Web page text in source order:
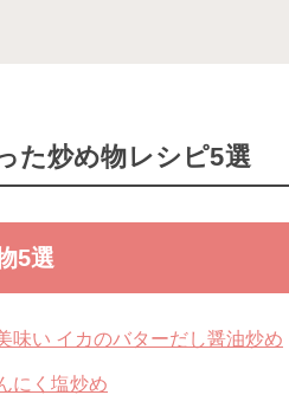
た炒め物レシピ5選
5選
味い イカのバターだし醤油炒め
にく塩炒め